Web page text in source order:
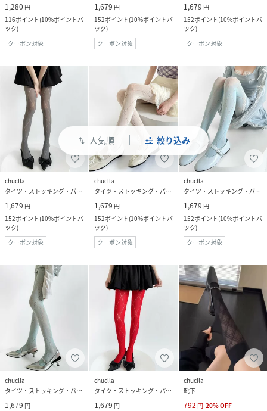
swap_vert 人気順 絞り込み
1,280 円
116ポイント(10%ポイントバ
ック)
クーポン対象
1,679 円
152ポイント(10%ポイントバ
ック)
クーポン対象
1,679 円
152ポイント(10%ポイントバ
ック)
クーポン対象
chuclla
タイツ・ストッキング・パンスト
1,679 円
152ポイント(10%ポイントバ
ック)
クーポン対象
chuclla
タイツ・ストッキング・パンスト
1,679 円
152ポイント(10%ポイントバ
ック)
クーポン対象
chuclla
タイツ・ストッキング・パンスト
1,679 円
152ポイント(10%ポイントバ
ック)
クーポン対象
chuclla
タイツ・ストッキング・パンスト
1,679 円
chuclla
タイツ・ストッキング・パンスト
1,679 円
chuclla
靴下
792 円 20%OFF